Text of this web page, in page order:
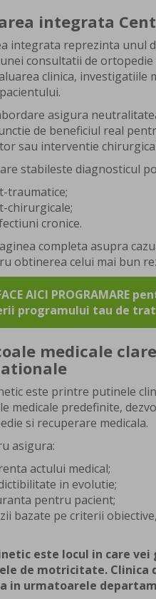
integrata
integrata reprezinta unul
consultatii de
clinica, investigatiile
asigura
de beneficiul real
sau interventie
stabileste diagnosticul
traumatice;
chirurgicale;
cronice.
completa asupra
obtinerea celui mai bun
AICI PROGRAMARE
programului tau de
medicale
este printre putinele
medicale predefinite,
si recuperare medicala.
asigura:
actului medical;
in evolutie;
pentru pacient;
bazate pe criterii
este locul in care
de motricitate. Clinica
in urmatoarele